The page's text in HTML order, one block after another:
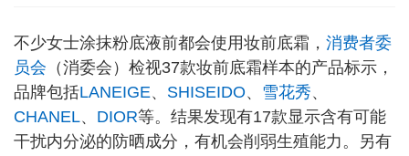
不少女士涂抹粉底液前都会使用妆前底霜， 消费者委
员会 （消委会）检视37款妆前底霜样本的产品标示，
品牌包括LANEIGE、 SHISEIDO、 雪花秀、
CHANEL、 DIOR等。结果发现有17款显示含有可能
干扰内分泌的防晒成分，有机会削弱生殖能力。另有